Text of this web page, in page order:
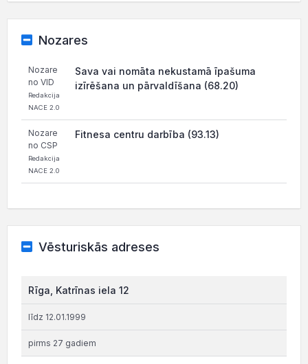
Nozares
Nozare
no VID
Redakcija
NACE 2.0
Sava vai nomāta nekustamā īpašuma
izīrēšana un pārvaldīšana (68.20)
Nozare
no CSP
Redakcija
NACE 2.0
Fitnesa centru darbība (93.13)
Vēsturiskās adreses
Rīga, Katrīnas iela 12
līdz 12.01.1999
pirms 27 gadiem